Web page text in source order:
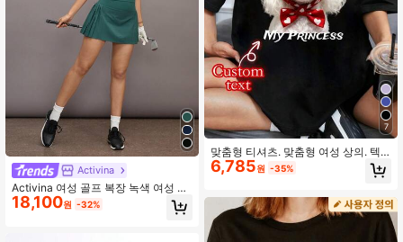
Activina
Activina 여성 골프 복장 녹색 여성 민
소매 탑과 미니 스커트 스포츠 슈트
18,100원 -32%
7
맞춤형 티셔츠. 맞춤형 여성 상의. 텍
스트와 사진으로 개인화. 사진(패턴/로
고/커플 사진/가족 사진/셀카/귀여운
트를 추가하고 좋아하는 색상과 글꼴
을 선택하여 독특한 티셔츠를 디자인
하세요. 기념일, 생일 축하, 휴일 모임
6,785원 -35%